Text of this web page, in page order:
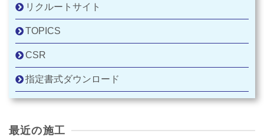
リクルートサイト
TOPICS
CSR
指定書式ダウンロード
最近の施工